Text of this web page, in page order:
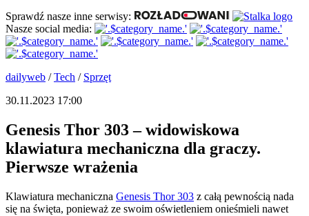
Sprawdź nasze inne serwisy:
Nasze social media:
dailyweb /Tech / Sprzęt
30.11.2023 17:00
Genesis Thor 303 – widowiskowa
klawiatura mechaniczna dla graczy.
Pierwsze wrażenia
Klawiatura mechaniczna Genesis Thor 303 z całą pewnością nada
się na święta, ponieważ ze swoim oświetleniem onieśmieli nawet